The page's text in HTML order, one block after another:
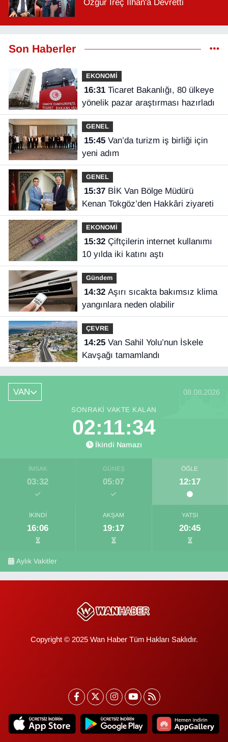
Özgür İreç İlhan'a Devretti
Son Haberler
EKONOMİ
16:31Ticaret Bakanlığı, 80 ülkeye
yönelik pazar araştırması hazırladı
GENEL
15:45Van’da turizm iş birliği için
yeni adım
GENEL
15:37BİK Van Bölge Müdürü
Kenan Tokgöz’den Hakkâri ziyareti
EKONOMİ
15:32Çiftçilerin internet kullanımı
10 yılda iki katını aştı
Gündem
14:32Aşırı sıcakta bakımsız klima
yangınlara neden olabilir
ÇEVRE
14:25Van Sahil Yolu’nun İskele
Kavşağı tamamlandı
VAN 08.08.2026
SONRAKI VAKTE KALAN
02:11:34
İkindi Namazı
İMSAK
03:32
GÜNEŞ
05:07
ÖĞLE
12:17
İKINDI
16:06
AKŞAM
19:17
YATSI
20:45
Aylık Vakitler
Copyright © 2025 Wan Haber Tüm Hakları Saklıdır.